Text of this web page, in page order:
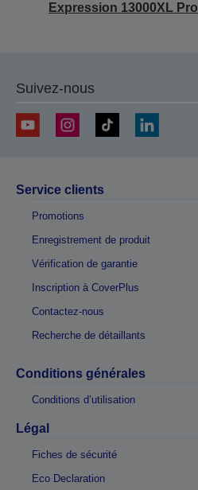
Expression 13000XL Pro
Suivez-nous
Service clients
Promotions
Enregistrement de produit
Vérification de garantie
Inscription à CoverPlus
Contactez-nous
Recherche de détaillants
Conditions générales
Conditions d’utilisation
Légal
Fiches de sécurité
Eco Declaration